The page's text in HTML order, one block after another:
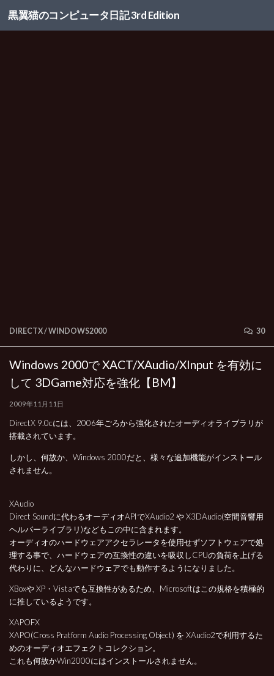
コンテンツへスキップ
黒翼猫のコンピュータ日記 3rd Edition
DIRECTX/WINDOWS2000 30
Windows 2000で XACT/XAudio/XInput を有効に
して 3DGame対応を強化【BM】
2009年11月11日
DirectX 9.0cには、2006年ごろから強化されたオーディオライブラリが
搭載されています。
しかし、何故か、Windows 2000だと、様々な追加機能がインストール
されません。
XAudio
Direct Soundに代わるオーディオAPIでXAudio2 や X3DAudio(空間音響用
ヘルパーライブラリ)などもこの中に含まれます。
オーディオのハードウェアアクセラレータを使用せずソフトウェアで処
理する事で、ハードウェアの互換性の違いを吸収しCPUの負荷を上げる
代わりに、どんなハードウェアでも動作するようになりました。
XBoxや XP・Vistaでも互換性があるため、Microsoftはこの規格を積極的
に推しているようです。
XAPOFX
XAPO(Cross Pratform Audio Processing Object) を XAudio2で利用するた
めのオーディオエフェクトコレクション。
これも何故かWin2000にはインストールされません。